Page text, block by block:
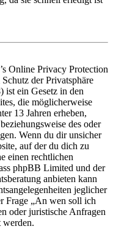
Online Privacy Protection
der Privatsphäre
ist ein Gesetz in den
die möglicherweise
13 Jahren erheben,
des oder
Wenn du dir unsicher
auf der du dich zu
einen rechtlichen
phpBB Limited und der
anbieten kann
jeglicher
Frage „An wen soll ich
oder juristische Anfragen
werden.